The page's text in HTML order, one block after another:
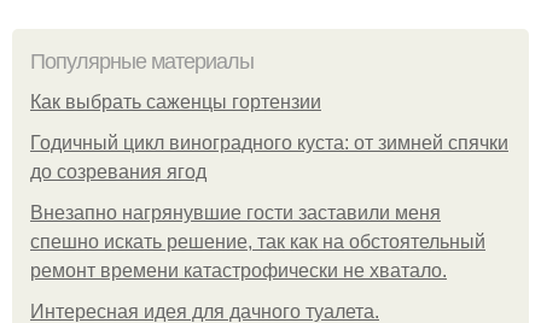
Популярные материалы
Как выбрать саженцы гортензии
Годичный цикл виноградного куста: от зимней спячки
до созревания ягод
Внезапно нагрянувшие гости заставили меня
спешно искать решение, так как на обстоятельный
ремонт времени катастрофически не хватало.
Интересная идея для дачного туалета.